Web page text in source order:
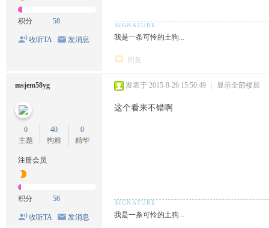
积分 58
收听TA 发消息 我是一条可怜的土狗...
回复
msjem58yg
0
主题
40
狗粮
0
精华
注册会员
积分 56
收听TA 发消息
发表于 2015-8-26 15:50:49 | 显示全部楼层
这个看来不错啊
我是一条可怜的土狗...